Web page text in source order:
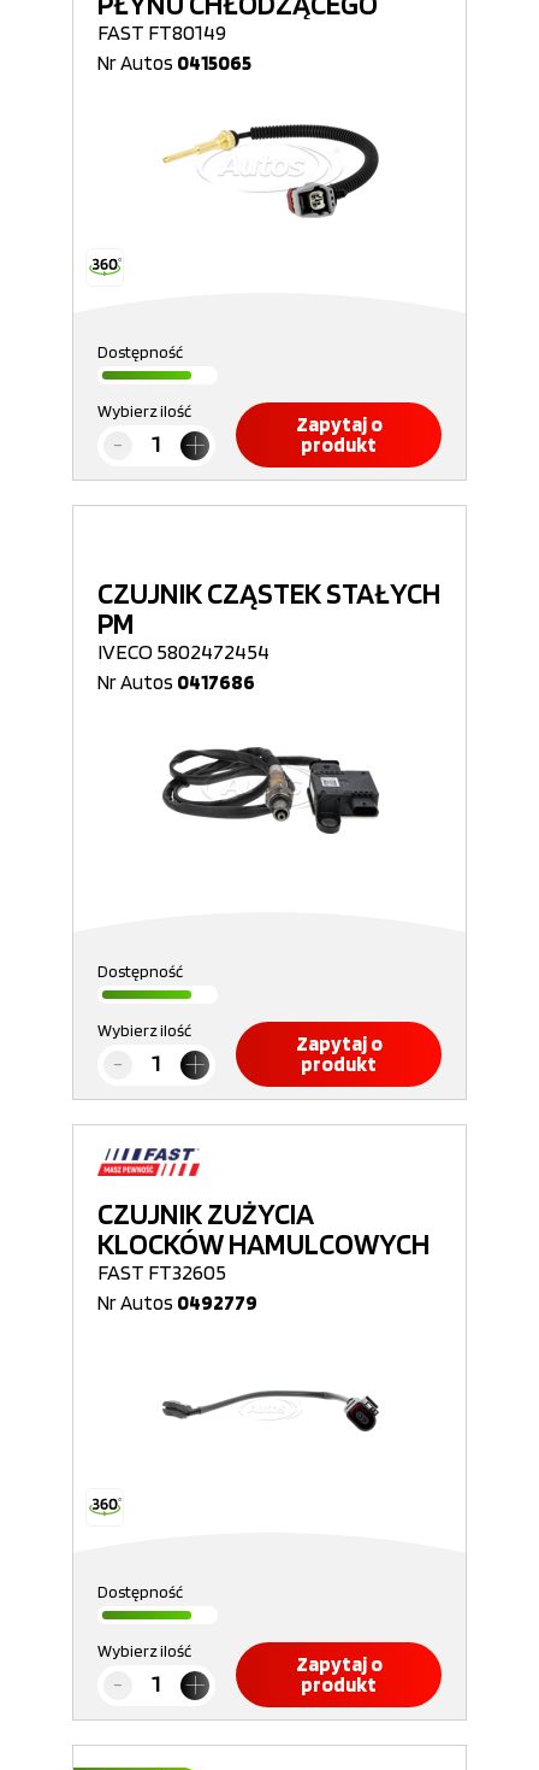
FAST FT80149
Nr Autos 0415065
Dostępność
Wybierz ilość
Zapytaj o
produkt
CZUJNIK CZĄSTEK STAŁYCH
PM
IVECO 5802472454
Nr Autos 0417686
Dostępność
Wybierz ilość
Zapytaj o
produkt
CZUJNIK ZUŻYCIA
KLOCKÓW HAMULCOWYCH
FAST FT32605
Nr Autos 0492779
Dostępność
Wybierz ilość
Zapytaj o
produkt